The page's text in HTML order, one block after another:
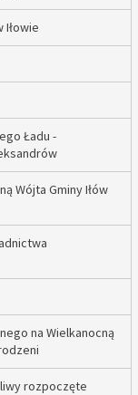
Iłowie
Ładu -
Wójta Gminy Iłów
na Wielkanocną
rozpoczęte